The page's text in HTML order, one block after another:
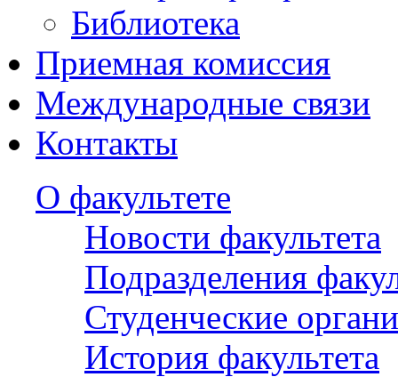
Библиотека
Приемная комиссия
Международные связи
Контакты
О факультете
Новости факультета
Подразделения
Студенческие
История факультета